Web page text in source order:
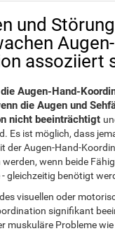
und
assoziiert
die Augen-Hand-
die Augen und
nicht beeinträchtigt
Es ist möglich, dass
der Augen-Hand-
wenn beide
gleichzeitig benötigt
visuellen oder
signifikant
muskuläre Probleme